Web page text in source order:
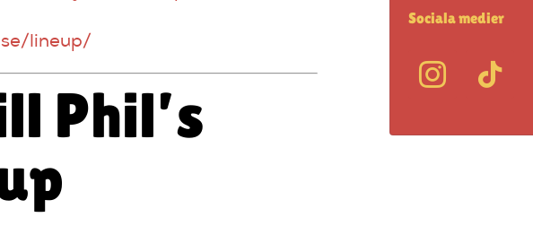
lineup/
Phil’s
Sociala medier